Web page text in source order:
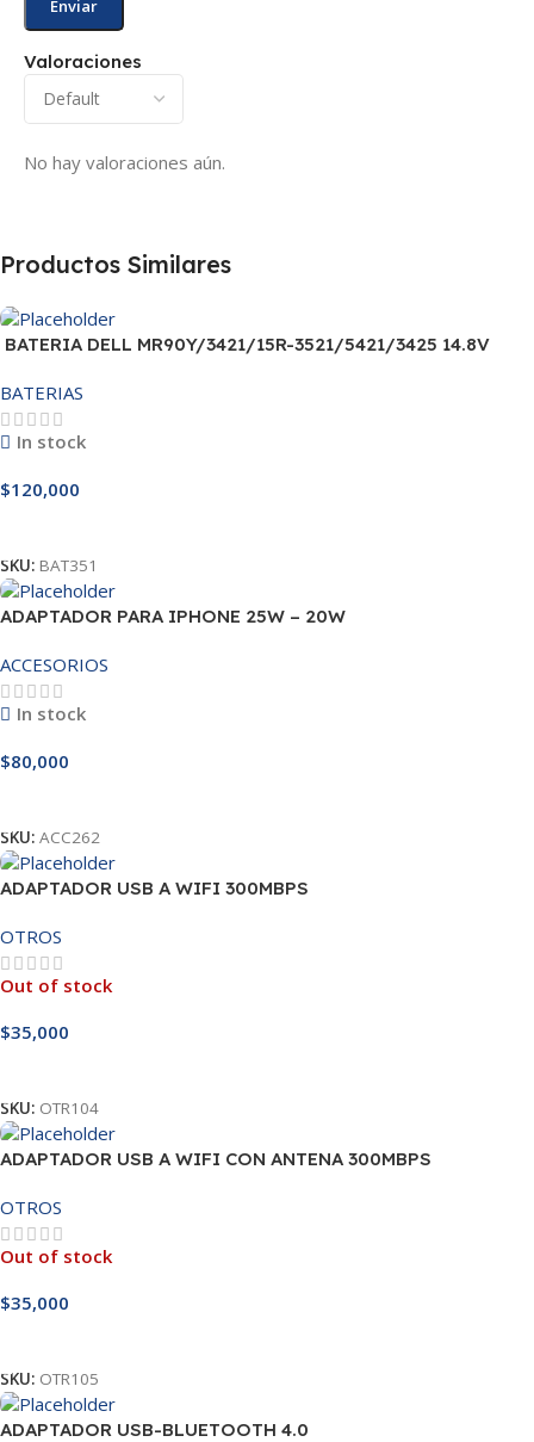
Valoraciones
No hay valoraciones aún.
Productos Similares
BATERIA DELL MR90Y/3421/15R-3521/5421/3425 14.8V
BATERIAS
In stock
$120,000
SKU: BAT351
ADAPTADOR PARA IPHONE 25W – 20W
ACCESORIOS
In stock
$80,000
SKU: ACC262
ADAPTADOR USB A WIFI 300MBPS
OTROS
Out of stock
$35,000
SKU: OTR104
ADAPTADOR USB A WIFI CON ANTENA 300MBPS
OTROS
Out of stock
$35,000
SKU: OTR105
ADAPTADOR USB-BLUETOOTH 4.0